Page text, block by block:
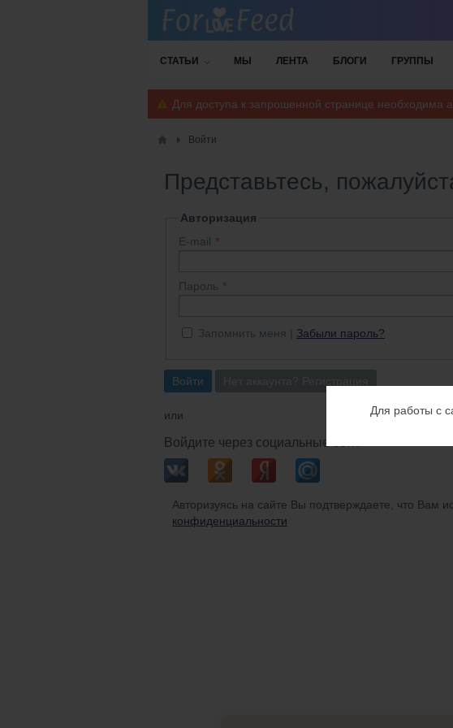
Для работы с
СТАТЬИ МЫ ЛЕНТА БЛОГИ ГРУППЫ
Для доступа к запрошенной странице необходима
Войти
Представьтесь,
Авторизация
E-mail
Пароль
Запомнить меня Забыли пароль?
Войти
или
Войдите через социальные сети
Авторизуясь на сайте Вы подтверждаете, что Вам
конфиденциальности